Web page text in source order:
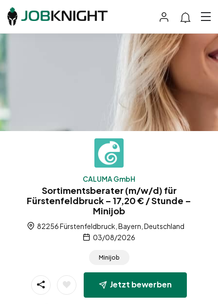
CALUMA GmbH
Sortimentsberater (m/w/d) für
Fürstenfeldbruck – 17,20 € / Stunde –
Minijob
82256 Fürstenfeldbruck, Bayern, Deutschland
03/08/2026
Minijob
Jetzt bewerben